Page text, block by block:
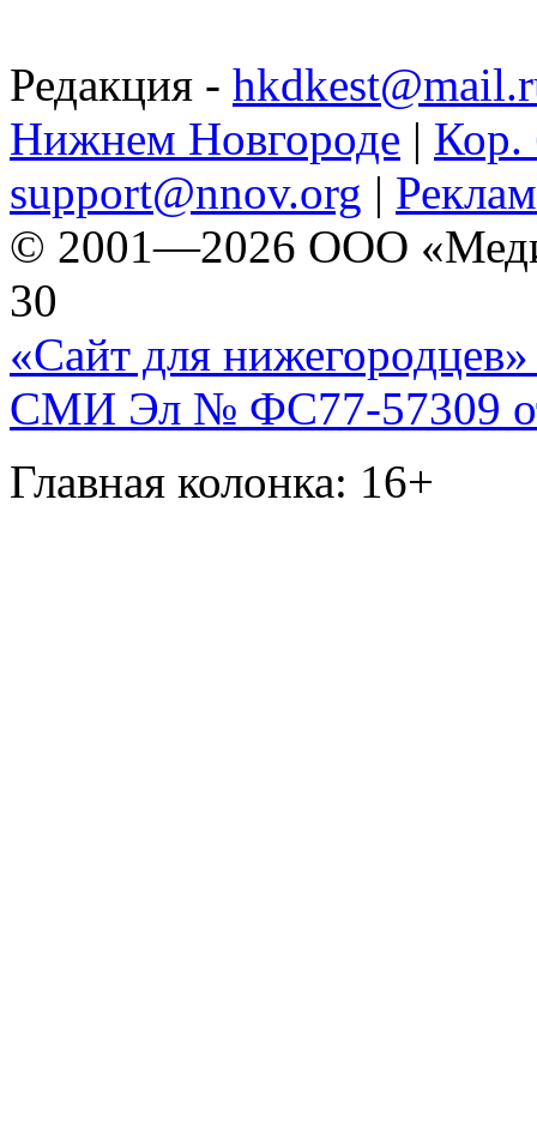
Редакция -
Нижнем Новгороде | Кор.
support@nnov.org |
© 2001—2026 ООО
30
«Сайт для нижегородцев»
СМИ Эл № ФС77-57309
Главная колонка: 16+